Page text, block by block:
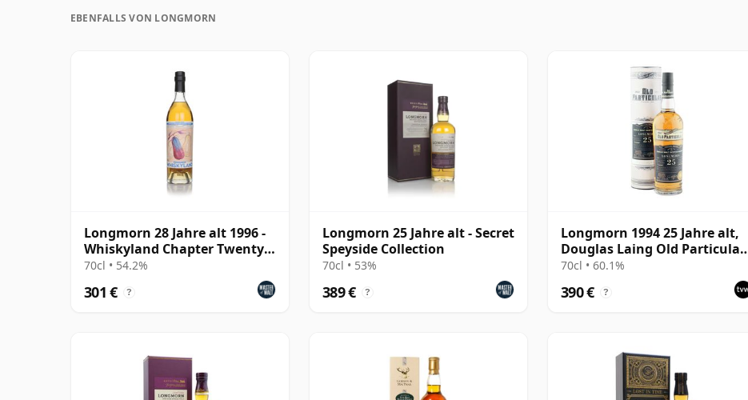
EBENFALLS VON LONGMORN
Longmorn 28 Jahre alt 1996 -
Whiskyland Chapter Twenty
One
70cl • 54.2%
301 € ?
Longmorn 25 Jahre alt - Secret
Speyside Collection
70cl • 53%
389 € ?
Longmorn 1994 25 Jahre alt,
Douglas Laing Old Particular,
Cask 13921
70cl • 60.1%
390 € ?